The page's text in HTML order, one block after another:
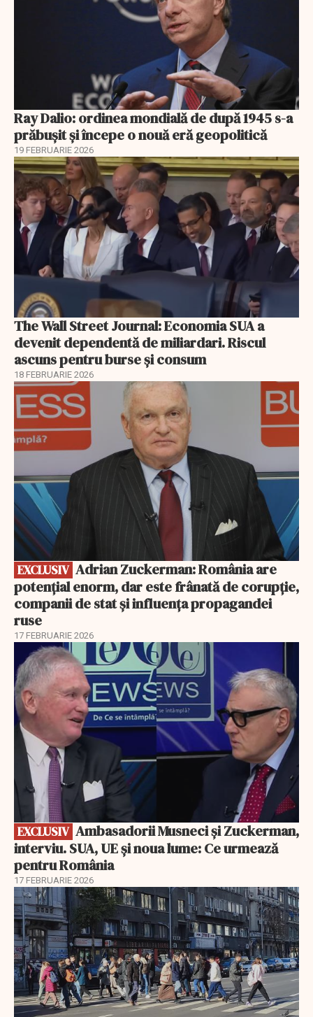
Ray Dalio: ordinea mondială de după 1945 s-a
prăbușit și începe o nouă eră geopolitică
19 FEBRUARIE 2026
The Wall Street Journal: Economia SUA a
devenit dependentă de miliardari. Riscul
ascuns pentru burse și consum
18 FEBRUARIE 2026
EXCLUSIV
EXCLUSIV
potențial enorm, dar este frânată de corupție,
companii de stat și influența propagandei
ruse
17 FEBRUARIE 2026
EXCLUSIV
EXCLUSIV
interviu. SUA, UE și noua lume: Ce urmează
pentru România
17 FEBRUARIE 2026